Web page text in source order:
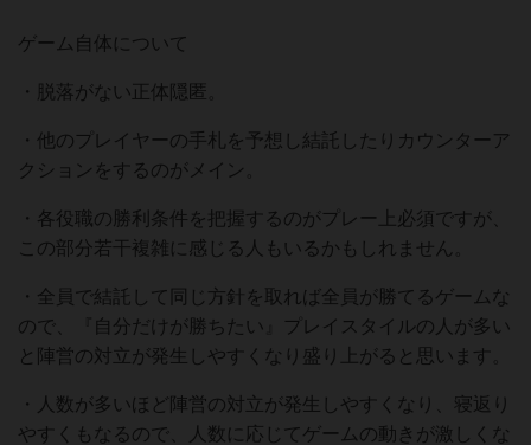
ゲーム自体について
・脱落がない正体隠匿。
・他のプレイヤーの手札を予想し結託したりカウンターア
クションをするのがメイン。
・各役職の勝利条件を把握するのがプレー上必須ですが、
この部分若干複雑に感じる人もいるかもしれません。
・全員で結託して同じ方針を取れば全員が勝てるゲームな
ので、『自分だけが勝ちたい』プレイスタイルの人が多い
と陣営の対立が発生しやすくなり盛り上がると思います。
・人数が多いほど陣営の対立が発生しやすくなり、寝返り
やすくもなるので、人数に応じてゲームの動きが激しくな